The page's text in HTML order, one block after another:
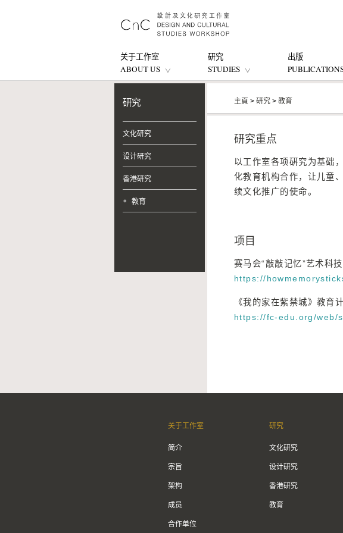
关于工作室
ABOUT US
研究
STUDIES
出版
研究
文化研究
设计研究
香港研究
教育
主頁 > 研究 > 教育
研究重点
以工作室各项硏究为基础
化教育机构合作，让儿童
续文化推广的使命。
项目
赛马会“敲敲记忆”艺术科
https://
《我的家在紫禁城》教育
https://fc-edu.org/web/
关于工作室
简介
宗旨
架构
成员
合作单位
研究
文化研究
设计研究
香港研究
教育